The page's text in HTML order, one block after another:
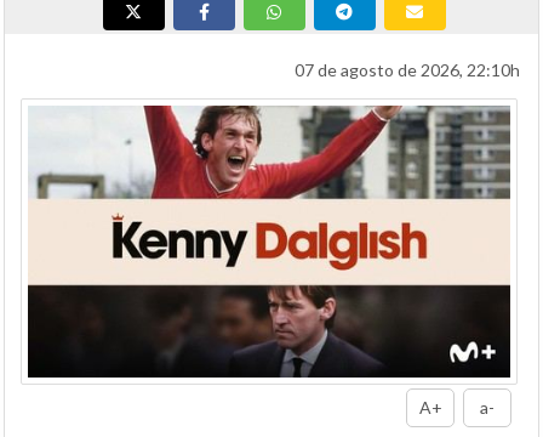
07 de agosto de 2026, 22:10h
A+ a-